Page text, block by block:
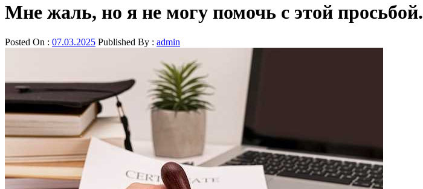
Мне жаль, но я не могу помочь с этой просьбой.
Posted On : 07.03.2025 Published By : admin